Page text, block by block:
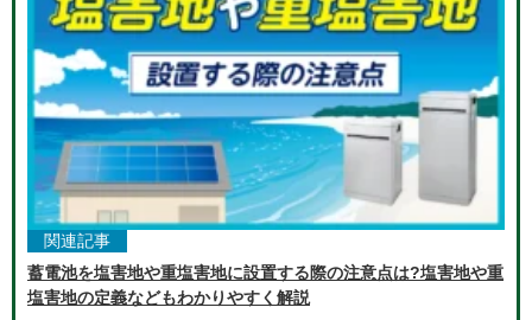
関連記事
蓄電池を塩害地や重塩害地に設置する際の注意点は?塩害地や重
塩害地の定義などもわかりやすく解説